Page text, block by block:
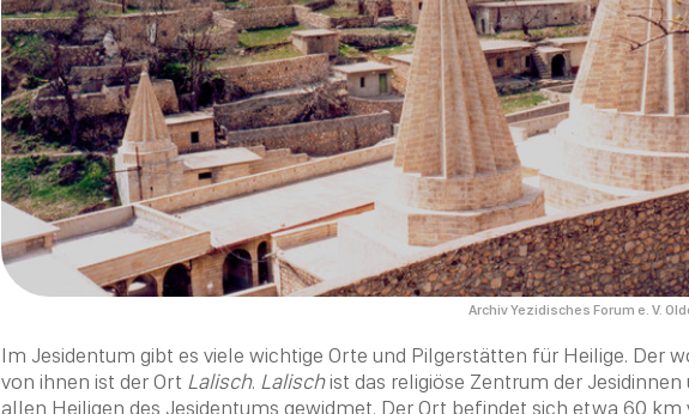
Archiv Yezidisches Forum e. V.
Im Jesidentum gibt es viele wichtige Orte und Pilgerstätten für Heilige. Der
von ihnen ist der Ort Lalisch. Lalischist das religiöse Zentrum der Jesidinnen
allen Heiligen des Jesidentums gewidmet. Der Ort befindet sich etwa 60 km